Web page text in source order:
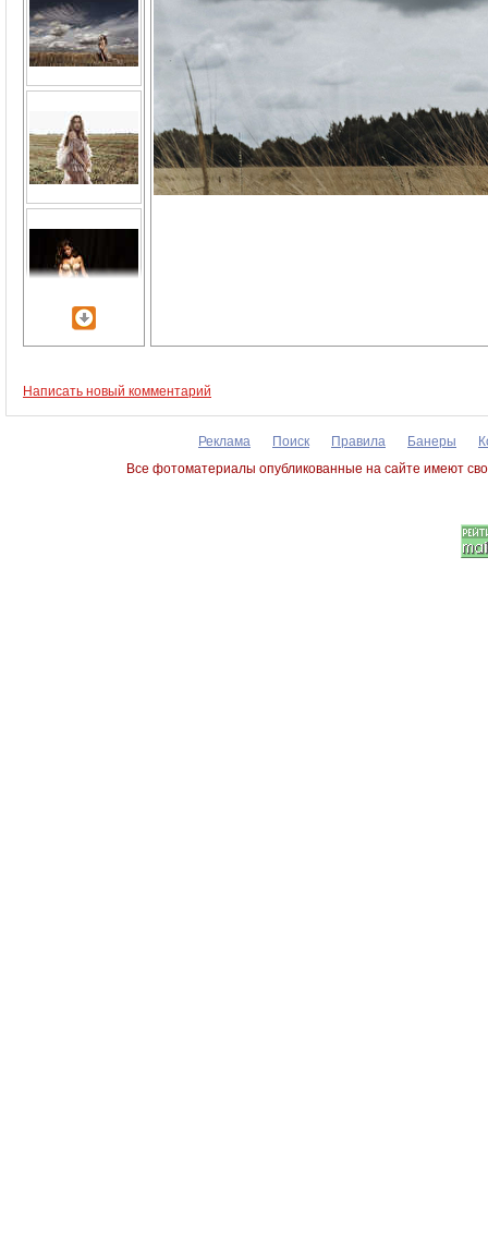
Написать новый комментарий
Реклама Поиск Правила Банеры
Все фотоматериалы опубликованные на сайте имеют